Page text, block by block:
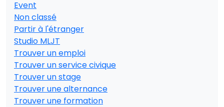
Event
Non classé
Partir à l'étranger
Studio MLJT
Trouver un emploi
Trouver un service civique
Trouver un stage
Trouver une alternance
Trouver une formation